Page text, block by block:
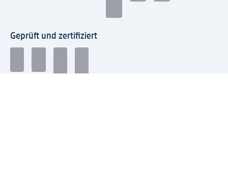
Geprüft und zertifiziert